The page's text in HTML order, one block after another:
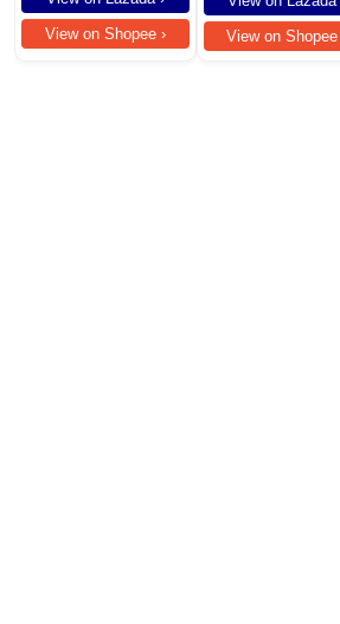
View on Shopee ›
View on Shopee